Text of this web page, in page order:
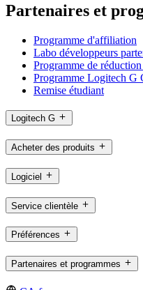
Partenaires et
Programme d'affiliation
Labo développeurs
Programme de
Programme Logitech G
Remise étudiant
Logitech G
Acheter des produits
Logiciel
Service clientèle
Préférences
Partenaires et programmes